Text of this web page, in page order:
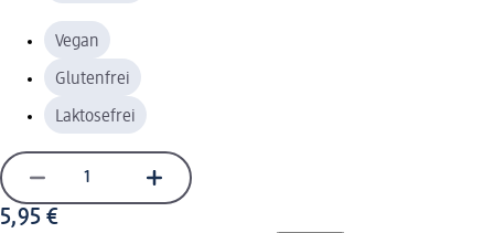
Vegan
Glutenfrei
Laktosefrei
5,95 €